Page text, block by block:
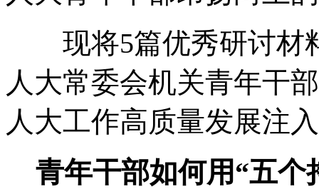
现将5篇优秀研讨材
人大常委会机关青年干
人大工作高质量发展注
青年干部如何用“五个